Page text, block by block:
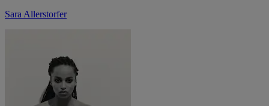
Sara Allerstorfer